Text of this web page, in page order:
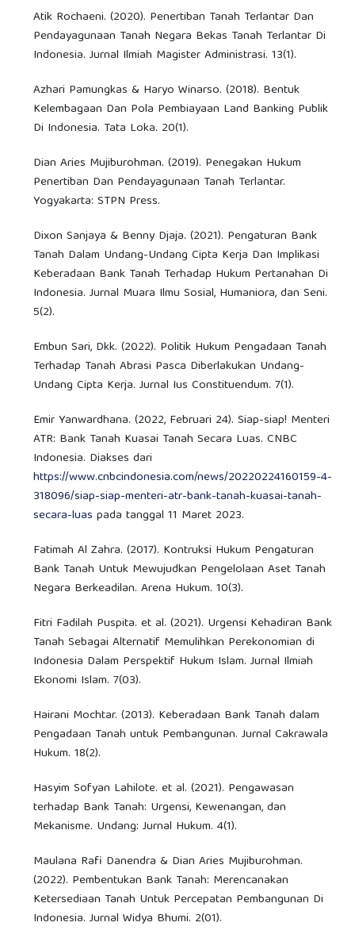
Atik Rochaeni. (2020). Penertiban Tanah Terlantar Dan
Pendayagunaan Tanah Negara Bekas Tanah Terlantar Di
Indonesia. Jurnal Ilmiah Magister Administrasi. 13(1).
Azhari Pamungkas & Haryo Winarso. (2018). Bentuk
Kelembagaan Dan Pola Pembiayaan Land Banking Publik
Di Indonesia. Tata Loka. 20(1).
Dian Aries Mujiburohman. (2019). Penegakan Hukum
Penertiban Dan Pendayagunaan Tanah Terlantar.
Yogyakarta: STPN Press.
Dixon Sanjaya & Benny Djaja. (2021). Pengaturan Bank
Tanah Dalam Undang-Undang Cipta Kerja Dan Implikasi
Keberadaan Bank Tanah Terhadap Hukum Pertanahan Di
Indonesia. Jurnal Muara Ilmu Sosial, Humaniora, dan Seni.
5(2).
Embun Sari, Dkk. (2022). Politik Hukum Pengadaan Tanah
Terhadap Tanah Abrasi Pasca Diberlakukan Undang-
Undang Cipta Kerja. Jurnal Ius Constituendum. 7(1).
Emir Yanwardhana. (2022, Februari 24). Siap-siap! Menteri
ATR: Bank Tanah Kuasai Tanah Secara Luas. CNBC
Indonesia. Diakses dari
https://www.cnbcindonesia.com/news/20220224160159-4-
318096/siap-siap-menteri-atr-bank-tanah-kuasai-tanah-
secara-luas pada tanggal 11 Maret 2023.
Fatimah Al Zahra. (2017). Kontruksi Hukum Pengaturan
Bank Tanah Untuk Mewujudkan Pengelolaan Aset Tanah
Negara Berkeadilan. Arena Hukum. 10(3).
Fitri Fadilah Puspita. et al. (2021). Urgensi Kehadiran Bank
Tanah Sebagai Alternatif Memulihkan Perekonomian di
Indonesia Dalam Perspektif Hukum Islam. Jurnal Ilmiah
Ekonomi Islam. 7(03).
Hairani Mochtar. (2013). Keberadaan Bank Tanah dalam
Pengadaan Tanah untuk Pembangunan. Jurnal Cakrawala
Hukum. 18(2).
Hasyim Sofyan Lahilote. et al. (2021). Pengawasan
terhadap Bank Tanah: Urgensi, Kewenangan, dan
Mekanisme. Undang: Jurnal Hukum. 4(1).
Maulana Rafi Danendra & Dian Aries Mujiburohman.
(2022). Pembentukan Bank Tanah: Merencanakan
Ketersediaan Tanah Untuk Percepatan Pembangunan Di
Indonesia. Jurnal Widya Bhumi. 2(01).